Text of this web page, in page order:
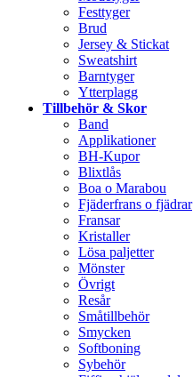
Festtyger
Brud
Jersey & Stickat
Sweatshirt
Barntyger
Ytterplagg
Tillbehör & Skor
Band
Applikationer
BH-Kupor
Blixtlås
Boa o Marabou
Fjäderfrans o fjädrar
Fransar
Kristaller
Lösa paljetter
Mönster
Övrigt
Resår
Småtillbehör
Smycken
Softboning
Sybehör